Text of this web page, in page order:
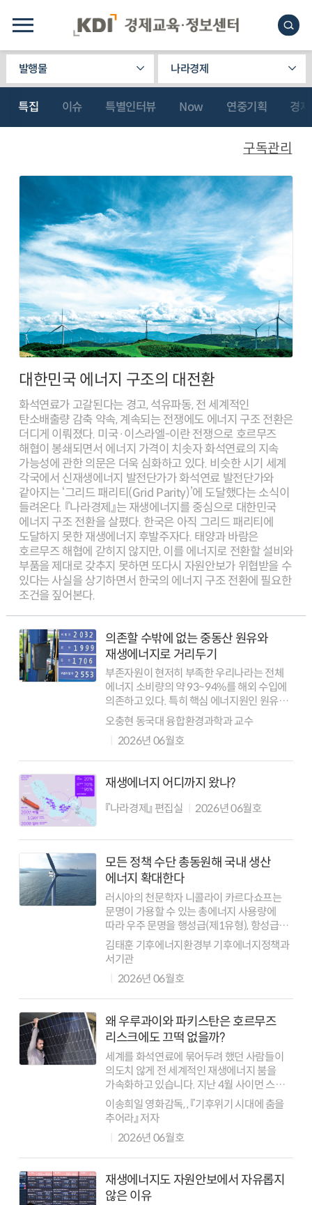
발행물 나라경제
특집 이슈 특별인터뷰 Now 연중기획 경
대한민국 에너지 구조의 대전환
화석연료가 고갈된다는 경고, 석유파동, 전 세계적인
탄소배출량 감축 약속, 계속되는 전쟁에도 에너지 구조 전환은
더디게 이뤄졌다. 미국·이스라엘-이란 전쟁으로 호르무즈
해협이 봉쇄되면서 에너지 가격이 치솟자 화석연료의 지속
가능성에 관한 의문은 더욱 심화하고 있다. 비슷한 시기 세계
각국에서 신재생에너지 발전단가가 화석연료 발전단가와
같아지는 ‘그리드 패리티(Grid Parity)’에 도달했다는 소식이
들려온다. 『나라경제』는 재생에너지를 중심으로 대한민국
에너지 구조 전환을 살폈다. 한국은 아직 그리드 패리티에
도달하지 못한 재생에너지 후발주자다. 태양과 바람은
호르무즈 해협에 갇히지 않지만, 이를 에너지로 전환할 설비와
부품을 제대로 갖추지 못하면 또다시 자원안보가 위협받을 수
있다는 사실을 상기하면서 한국의 에너지 구조 전환에 필요한
조건을 짚어본다.
의존할 수밖에 없는 중동산 원유와
재생에너지로 거리두기
부존자원이 현저히 부족한 우리나라는 전체
에너지 소비량의 약 93~94%를 해외 수입에
의존하고 있다. 특히 핵심 에너지원인 원유의
수입은 중동 지역에 대한 편중이 심하다.
우리나라의 중동산 원유 의존도는 2024년
기준 70~72% 수준에 달한다. 20...
오충현 동국대 융합환경과학과 교수
2026년 06월호
재생에너지 어디까지 왔나?
『나라경제』 편집실 2026년 06월호
모든 정책 수단 총동원해 국내 생산
에너지 확대한다
러시아의 천문학자 니콜라이 카르다쇼프는
문명이 가용할 수 있는 총에너지 사용량에
따라 우주 문명을 행성급(제1유형), 항성급
(제2유형), 은하급(제3유형)으로 분류하는
카르다쇼프 척도(Kardashev scale)를
제안한 바 있다. 이 척도의 기저에는 ...
김태훈 기후에너지환경부 기후에너지정책과
서기관
2026년 06월호
왜 우루과이와 파키스탄은 호르무즈
리스크에도 끄떡 없을까?
세계를 화석연료에 묶어두려 했던 사람들이
의도치 않게 전 세계적인 재생에너지 붐을
가속화하고 있습니다. 지난 4월 사이먼 스틸
유엔기후변화협약(UNFCCC) 사무총장이
국제에너지기구(IEA)의 국제회의에서 결연한
어조로 한 말이다. 경제학자 폴 크루그먼도...
이송희일 영화감독, , 『기후위기 시대에 춤을
추어라』 저자
2026년 06월호
재생에너지도 자원안보에서 자유롭지
않은 이유
구독관리